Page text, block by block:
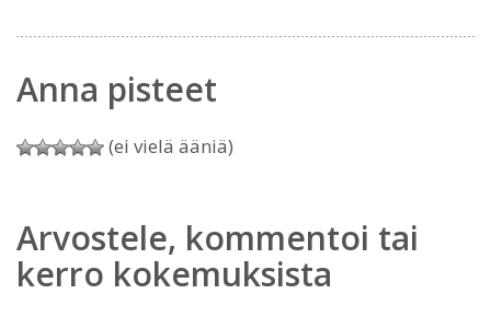
Anna pisteet
(ei vielä ääniä)
Arvostele, kommentoi tai
kerro kokemuksista